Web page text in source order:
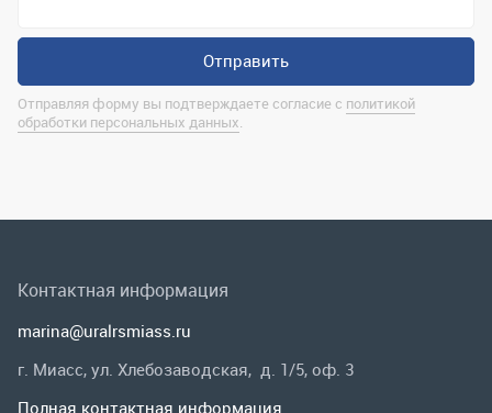
Контактная информация
marina@uralrsmiass.ru
Заказать звонок